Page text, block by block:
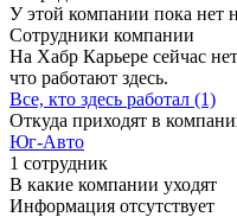
У этой компании пока нет
Сотрудники компании
На Хабр Карьере сейчас
что работают здесь.
Все, кто здесь работал (1)
Откуда приходят в
Юг-Авто
1 сотрудник
В какие компании уходят
Информация отсутствует